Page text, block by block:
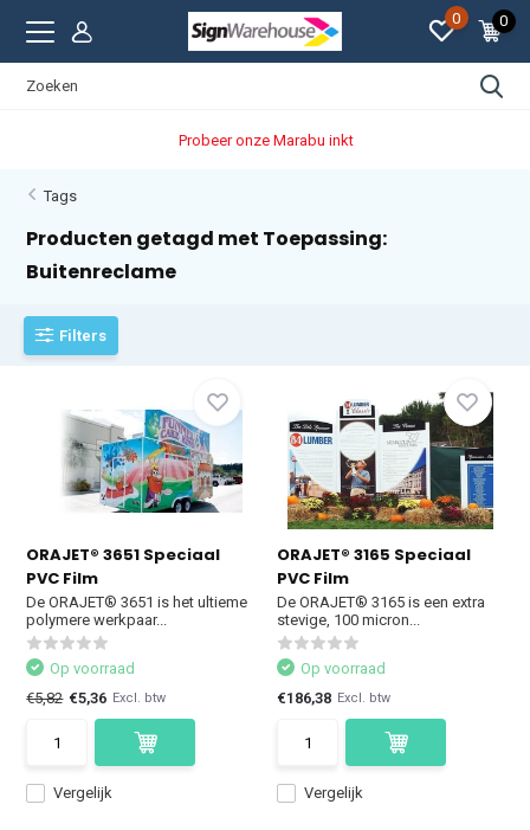
0 0
Probeer onze Marabu inkt
Tags
Producten getagd met Toepassing:
Buitenreclame
Filters
ORAJET® 3651 Speciaal
PVC Film
De ORAJET® 3651 is het ultieme
polymere werkpaar...
Vergelijk
Op voorraad
€5,82 €5,36 Excl. btw
ORAJET® 3165 Speciaal
PVC Film
De ORAJET® 3165 is een extra
stevige, 100 micron...
Vergelijk
Op voorraad
€186,38 Excl. btw